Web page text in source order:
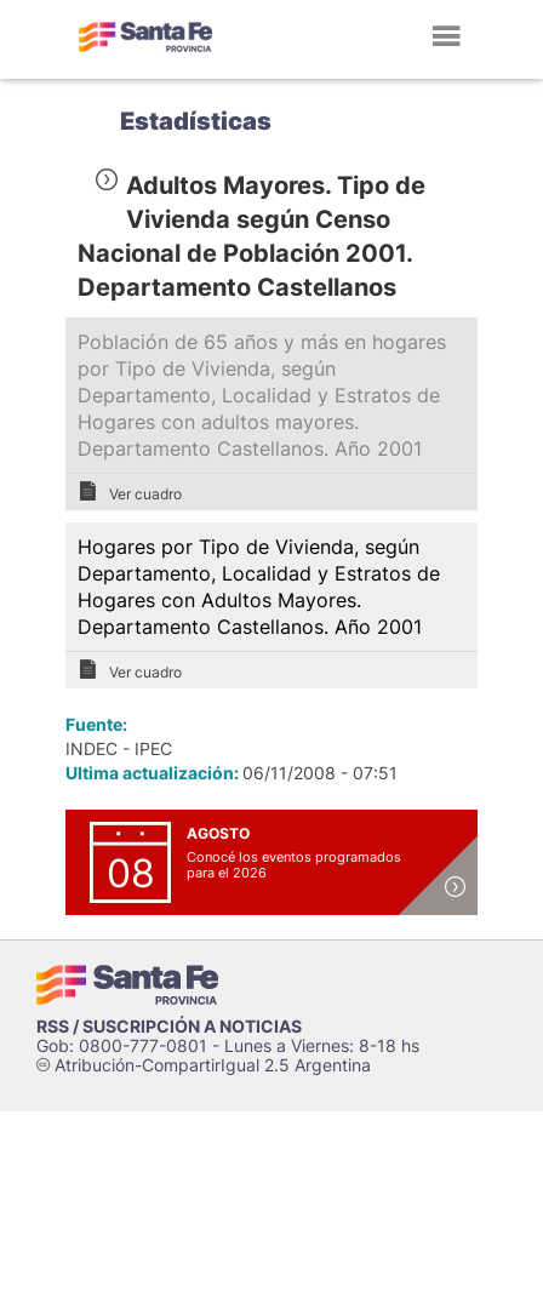
Estadísticas
Adultos Mayores. Tipo de
Vivienda según Censo
Nacional de Población 2001.
Departamento Castellanos
Población de 65 años y más en hogares
por Tipo de Vivienda, según
Departamento, Localidad y Estratos de
Hogares con adultos mayores.
Departamento Castellanos. Año 2001
Ver cuadro
Hogares por Tipo de Vivienda, según
Departamento, Localidad y Estratos de
Hogares con Adultos Mayores.
Departamento Castellanos. Año 2001
Ver cuadro
Fuente:
INDEC - IPEC
Ultima actualización:06/11/2008 - 07:51
08
AGOSTO
Conocé los eventos programados
para el 2026
RSS / SUSCRIPCIÓN A NOTICIAS
Gob: 0800-777-0801 - Lunes a Viernes: 8-18 hs
cAtribución-CompartirIgual 2.5 Argentina